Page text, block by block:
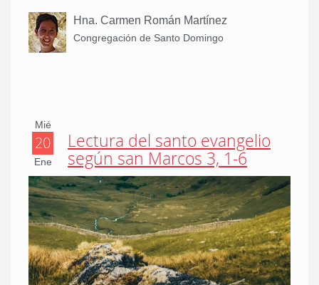
Hna. Carmen Román Martínez
Congregación de Santo Domingo
Mié
20
Ene
Lectura del santo evangelio
según san Marcos 3, 1-6